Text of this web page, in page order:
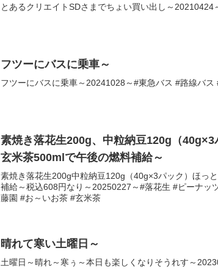
とあるクリエイトSDさまでちょい買い出し～20210424
フツーにバスに乗車～
フツーにバスに乗車～20241028～#東急バス #路線バス
素焼き落花生200g、中粒納豆120g（
玄米茶500mlで午後の燃料補給～
素焼き落花生200g中粒納豆120g（40g×3パック）ほっ
補給～税込608円なり～20250227～#落花生 #ピーナッ
藤園 #お～いお茶 #玄米茶
晴れて寒い土曜日～
土曜日～晴れ～寒ぅ～本日も楽しくなりそうれす～